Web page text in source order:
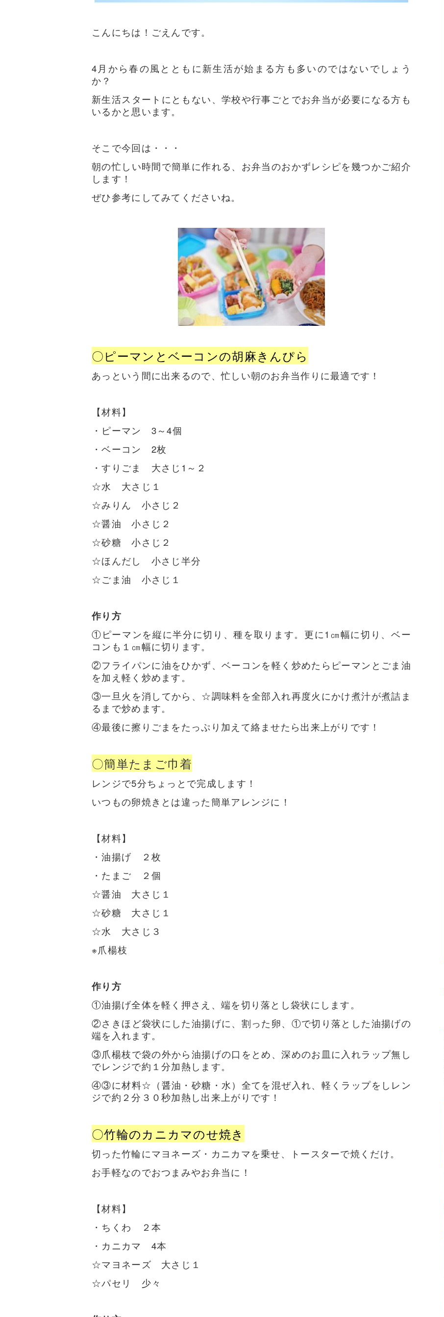
こんにちは！ごえんです。
4月から春の風とともに新生活が始まる方も多いのではないでしょう
か？
新生活スタートにともない、学校や行事ごとでお弁当が必要になる方も
いるかと思います。
そこで今回は・・・
朝の忙しい時間で簡単に作れる、お弁当のおかずレシピを幾つかご紹介
します！
ぜひ参考にしてみてくださいね。
〇ピーマンとベーコンの胡麻きんぴら
あっという間に出来るので、忙しい朝のお弁当作りに最適です！
【材料】
・ピーマン 3～4個
・ベーコン 2枚
・すりごま 大さじ1～２
☆水 大さじ１
☆みりん 小さじ２
☆醤油小さじ２
☆砂糖小さじ２
☆ほんだし 小さじ半分
☆ごま油 小さじ１
作り方
①ピーマンを縦に半分に切り、種を取ります。更に1㎝幅に切り、ベー
コンも１㎝幅に切ります。
②フライパンに油をひかず、ベーコンを軽く炒めたらピーマンとごま油
を加え軽く炒めます。
③一旦火を消してから、☆調味料を全部入れ再度火にかけ煮汁が煮詰ま
るまで炒めます。
④最後に擦りごまをたっぷり加えて絡ませたら出来上がりです！
〇簡単たまご巾着
レンジで5分ちょっとで完成します！
いつもの卵焼きとは違った簡単アレンジに！
【材料】
・油揚げ
２枚
・たまご
２個
☆醤油 大さじ１
☆砂糖 大さじ１
☆水 大さじ３
※爪楊枝
作り方
①油揚げ全体を軽く押さえ、端を切り落とし袋状にします。
②さきほど袋状にした油揚げに、割った卵、①で切り落とした油揚げの
端を入れます。
③爪楊枝で袋の外から油揚げの口をとめ、深めのお皿に入れラップ無し
でレンジで約１分加熱します。
④③に材料☆（醤油・砂糖・水）全てを混ぜ入れ、軽くラップをしレン
ジで約２分３０秒加熱し出来上がりです！
〇竹輪のカニカマのせ焼き
切った竹輪にマヨネーズ・カニカマを乗せ、トースターで焼くだけ。
お手軽なのでおつまみやお弁当に！
【材料】
・ちくわ
２本
・カニカマ 4本
☆マヨネーズ 大さじ１
☆パセリ 少々